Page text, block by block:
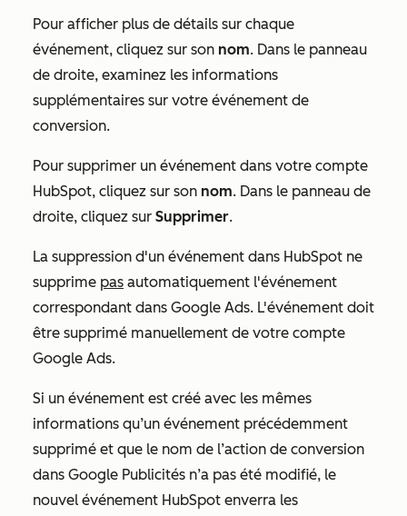
Pour afficher plus de détails sur chaque
événement, cliquez sur son nom. Dans le panneau
de droite, examinez les informations
supplémentaires sur votre événement de
conversion.
Pour supprimer un événement dans votre compte
HubSpot, cliquez sur son nom. Dans le panneau de
droite, cliquez sur Supprimer.
La suppression d'un événement dans HubSpot ne
supprime pas automatiquement l'événement
correspondant dans Google Ads. L'événement doit
être supprimé manuellement de votre compte
Google Ads.
Si un événement est créé avec les mêmes
informations qu’un événement précédemment
supprimé et que le nom de l’action de conversion
dans Google Publicités n’a pas été modifié, le
nouvel événement HubSpot enverra les